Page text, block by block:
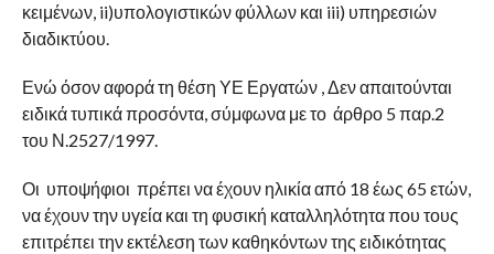
κειμένων, ii)υπολογιστικών φύλλων και iii) υπηρεσιών
διαδικτύου.
Ενώ όσον αφορά τη θέση ΥΕ Εργατών , Δεν απαιτούνται
ειδικά τυπικά προσόντα, σύμφωνα με το άρθρο 5 παρ.2
του Ν.2527/1997.
Οι υποψήφιοι πρέπει να έχουν ηλικία από 18 έως 65 ετών,
να έχουν την υγεία και τη φυσική καταλληλότητα που τους
επιτρέπει την εκτέλεση των καθηκόντων της ειδικότητας